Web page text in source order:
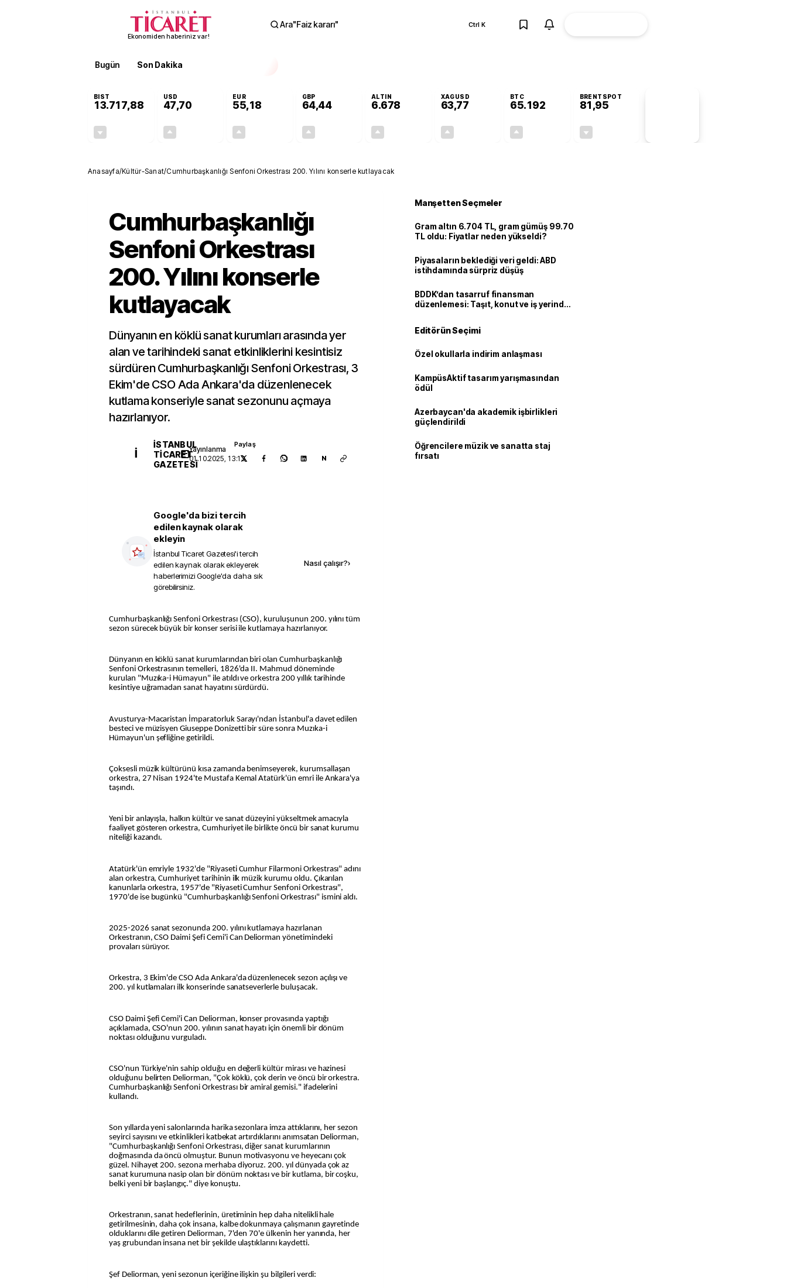
Ekonomiden haberiniz var!
Ara"Faiz kararı" Ctrl K
Bugün Son Dakika
BIST
13.717,88
USD
47,70
EUR
55,18
GBP
64,44
ALTIN
6.678
XAGUSD
63,77
BTC
65.192
BRENTSPOT
81,95
Anasayfa/Kültür-Sanat/Cumhurbaşkanlığı Senfoni Orkestrası 200. Yılını konserle kutlayacak
Cumhurbaşkanlığı
Senfoni Orkestrası
200. Yılını konserle
kutlayacak
Dünyanın en köklü sanat kurumları arasında yer
alan ve tarihindeki sanat etkinliklerini kesintisiz
sürdüren Cumhurbaşkanlığı Senfoni Orkestrası, 3
Ekim'de CSO Ada Ankara'da düzenlenecek
kutlama konseriyle sanat sezonunu açmaya
hazırlanıyor.
İ
İSTANBUL
TICARET
GAZETESI
Yayınlanma
01.10.2025, 13:13
Paylaş
N
Google'da bizi tercih
edilen kaynak olarak
ekleyin
İstanbul Ticaret Gazetesi'i tercih
edilen kaynak olarak ekleyerek
haberlerimizi Google'da daha sık
görebilirsiniz.
Nasıl çalışır?›
Cumhurbaşkanlığı Senfoni Orkestrası (CSO), kuruluşunun 200. yılını tüm
sezon sürecek büyük bir konser serisi ile kutlamaya hazırlanıyor.
Dünyanın en köklü sanat kurumlarından biri olan Cumhurbaşkanlığı
Senfoni Orkestrasının temelleri, 1826'da II. Mahmud döneminde
kurulan "Muzıka-i Hümayun" ile atıldı ve orkestra 200 yıllık tarihinde
kesintiye uğramadan sanat hayatını sürdürdü.
Avusturya-Macaristan İmparatorluk Sarayı'ndan İstanbul'a davet edilen
besteci ve müzisyen Giuseppe Donizetti bir süre sonra Muzıka-i
Hümayun'un şefliğine getirildi.
Çoksesli müzik kültürünü kısa zamanda benimseyerek, kurumsallaşan
orkestra, 27 Nisan 1924'te Mustafa Kemal Atatürk'ün emri ile Ankara'ya
taşındı.
Yeni bir anlayışla, halkın kültür ve sanat düzeyini yükseltmek amacıyla
faaliyet gösteren orkestra, Cumhuriyet ile birlikte öncü bir sanat kurumu
niteliği kazandı.
Atatürk'ün emriyle 1932'de "Riyaseti Cumhur Filarmoni Orkestrası" adını
alan orkestra, Cumhuriyet tarihinin ilk müzik kurumu oldu. Çıkarılan
kanunlarla orkestra, 1957'de "Riyaseti Cumhur Senfoni Orkestrası",
1970'de ise bugünkü "Cumhurbaşkanlığı Senfoni Orkestrası" ismini aldı.
2025-2026 sanat sezonunda 200. yılını kutlamaya hazırlanan
Orkestranın, CSO Daimi Şefi Cemi'i Can Deliorman yönetimindeki
provaları sürüyor.
Orkestra, 3 Ekim'de CSO Ada Ankara'da düzenlenecek sezon açılışı ve
200. yıl kutlamaları ilk konserinde sanatseverlerle buluşacak.
CSO Daimi Şefi Cemi'i Can Deliorman, konser provasında yaptığı
açıklamada, CSO'nun 200. yılının sanat hayatı için önemli bir dönüm
noktası olduğunu vurguladı.
CSO'nun Türkiye'nin sahip olduğu en değerli kültür mirası ve hazinesi
olduğunu belirten Deliorman, "Çok köklü, çok derin ve öncü bir orkestra.
Cumhurbaşkanlığı Senfoni Orkestrası bir amiral gemisi." ifadelerini
kullandı.
Son yıllarda yeni salonlarında harika sezonlara imza attıklarını, her sezon
seyirci sayısını ve etkinlikleri katbekat artırdıklarını anımsatan Deliorman,
"Cumhurbaşkanlığı Senfoni Orkestrası, diğer sanat kurumlarının
doğmasında da öncü olmuştur. Bunun motivasyonu ve heyecanı çok
güzel. Nihayet 200. sezona merhaba diyoruz. 200. yıl dünyada çok az
sanat kurumuna nasip olan bir dönüm noktası ve bir kutlama, bir coşku,
belki yeni bir başlangıç." diye konuştu.
Orkestranın, sanat hedeflerinin, üretiminin hep daha nitelikli hale
getirilmesinin, daha çok insana, kalbe dokunmaya çalışmanın gayretinde
olduklarını dile getiren Deliorman, 7'den 70'e ülkenin her yanında, her
yaş grubundan insana net bir şekilde ulaştıklarını kaydetti.
Şef Deliorman, yeni sezonun içeriğine ilişkin şu bilgileri verdi:
Manşetten Seçmeler
Gram altın 6.704 TL, gram gümüş 99.70
TL oldu: Fiyatlar neden yükseldi?
Piyasaların beklediği veri geldi: ABD
istihdamında sürpriz düşüş
BDDK’dan tasarruf finansman
düzenlemesi: Taşıt, konut ve iş yerinde
Editörün Seçimi
Özel okullarla indirim anlaşması
KampüsAktif tasarım yarışmasından
ödül
Azerbaycan'da akademik işbirlikleri
güçlendirildi
Öğrencilere müzik ve sanatta staj
fırsatı